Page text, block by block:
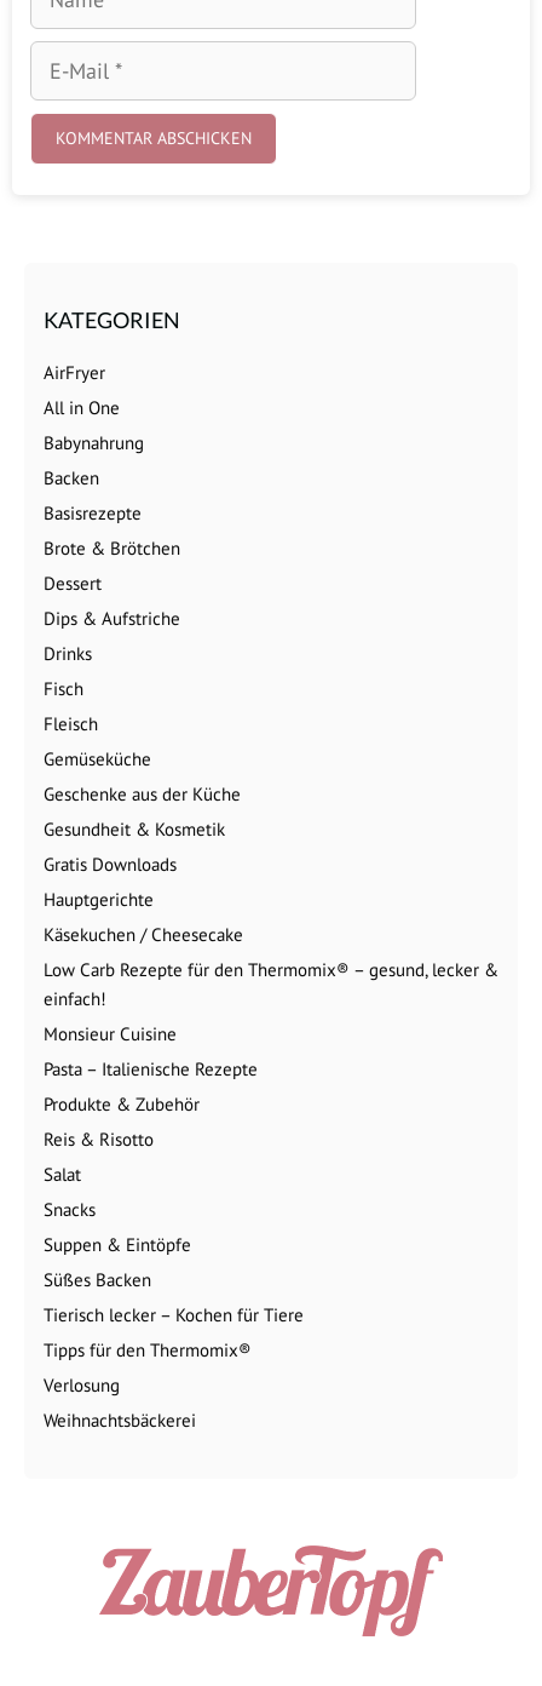
E-
Mail
KATEGORIEN
AirFryer
All in One
Babynahrung
Backen
Basisrezepte
Brote & Brötchen
Dessert
Dips & Aufstriche
Drinks
Fisch
Fleisch
Gemüseküche
Geschenke aus der Küche
Gesundheit & Kosmetik
Gratis Downloads
Hauptgerichte
Käsekuchen / Cheesecake
Low Carb Rezepte für den Thermomix® – gesund, lecker &
einfach!
Monsieur Cuisine
Pasta – Italienische Rezepte
Produkte & Zubehör
Reis & Risotto
Salat
Snacks
Suppen & Eintöpfe
Süßes Backen
Tierisch lecker – Kochen für Tiere
Tipps für den Thermomix®
Verlosung
Weihnachtsbäckerei